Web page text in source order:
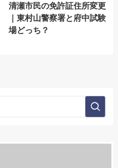
清瀬市民の免許証住所変更
｜東村山警察署と府中試験
場どっち？